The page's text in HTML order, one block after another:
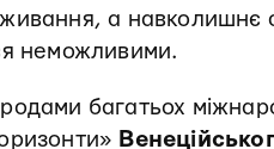
а навколишнє
неможливими.
багатьох